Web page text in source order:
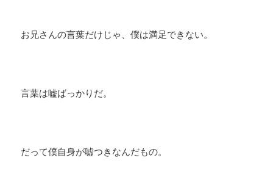
お兄さんの言葉だけじゃ、僕は満足できない。
言葉は嘘ばっかりだ。
だって僕自身が嘘つきなんだもの。